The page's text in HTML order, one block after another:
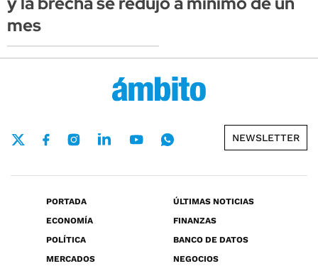
mes
NEWSLETTER
PORTADA
ÚLTIMAS NOTICIAS
ECONOMÍA
FINANZAS
POLÍTICA
BANCO DE DATOS
MERCADOS
NEGOCIOS